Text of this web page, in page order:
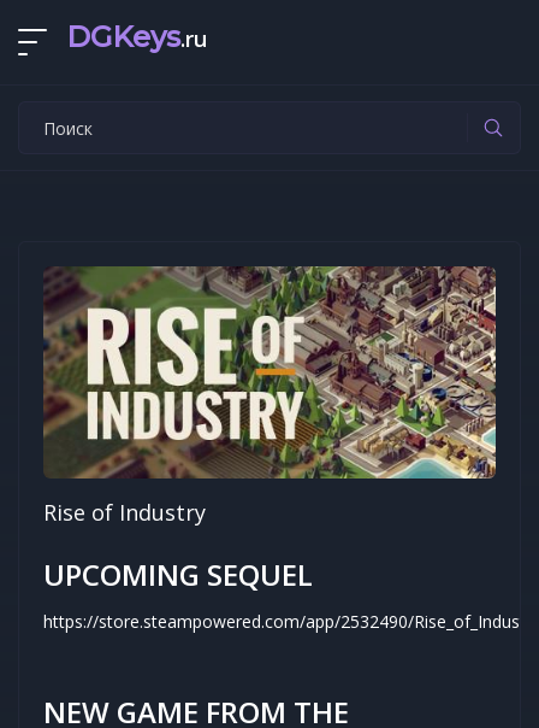
DGKeys.ru
Rise of Industry
UPCOMING SEQUEL
https://store.steampowered.com/app/2532490/
NEW GAME FROM THE